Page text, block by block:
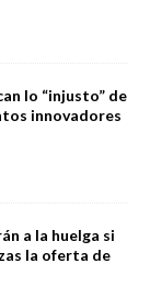
lo “injusto” de
innovadores
a la huelga si
la oferta de